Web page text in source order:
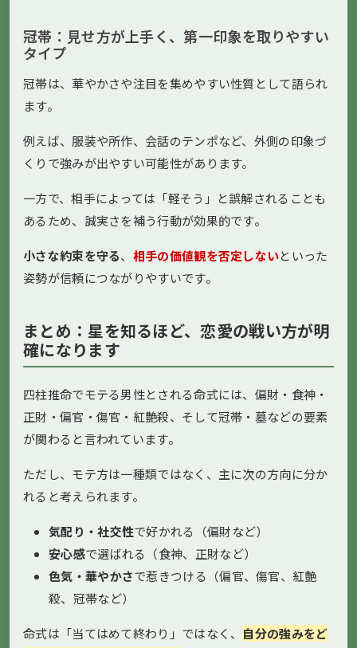
冠帯：見せ方が上手く、第一印象を取りやすい
タイプ
冠帯は、華やかさや注目を集めやすい性質として語られ
ます。
例えば、服装や所作、会話のテンポなど、外側の印象づ
くりで強みが出やすい可能性があります。
一方で、相手によっては「軽そう」と誤解されることも
あるため、誠実さを補う行動が効果的です。
小さな約束を守る、 相手の価値観を否定しないといった
姿勢が信頼につながりやすいです。
まとめ：星を知るほど、恋愛の戦い方が明
確になります
四柱推命でモテる男性とされる命式には、偏財・食神・
正財・偏官・傷官・紅艶殺、そして冠帯・墓などの要素
が関わると言われています。
ただし、モテ方は一種類ではなく、主に次の方向に分か
れると考えられます。
気配り・社交性で好かれる（偏財など）
安心感で選ばれる（食神、正財など）
色気・華やかさで惹きつける（偏官、傷官、紅艶
殺、冠帯など）
命式は「当てはめて終わり」ではなく、 自分の強みをど